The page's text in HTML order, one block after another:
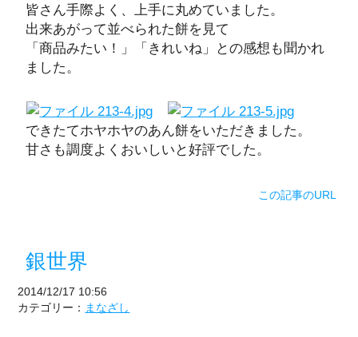
皆さん手際よく、上手に丸めていました。
出来あがって並べられた餅を見て
「商品みたい！」「きれいね」との感想も聞かれ
ました。
できたてホヤホヤのあん餅をいただきました。
甘さも調度よくおいしいと好評でした。
この記事のURL
銀世界
2014/12/17 10:56
カテゴリー： まなざし